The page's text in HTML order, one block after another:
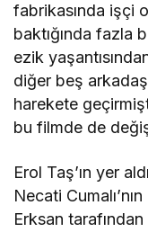
fabrikasında işçi
baktığında fazla
ezik
diğer beş
harekete
bu filmde de
Erol Taş’ın yer
Necati
Erksan